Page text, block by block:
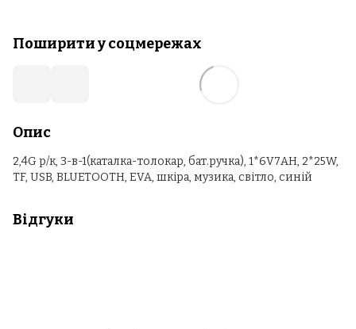
Поширити у соцмережах
Опис
2,4G р/к, 3-в-1(каталка-толокар, бат.ручка), 1*6V7AH, 2*25W,
TF, USB, BLUETOOTH, EVA, шкіра, музика, світло, синій
Відгуки